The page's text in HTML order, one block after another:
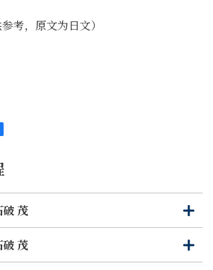
考，原文为日文）
破 茂
打
开
关
闭
破 茂
打
开
关
闭